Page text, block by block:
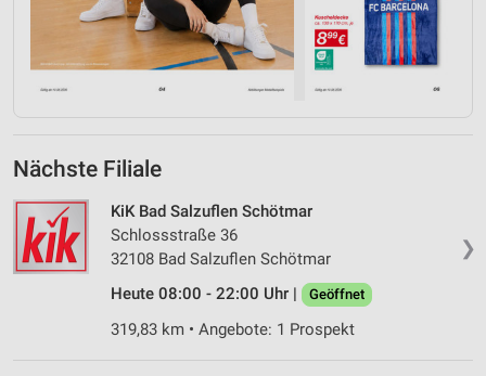
Nächste Filiale
❯
KiK Bad Salzuflen Schötmar
Schlossstraße 36
32108 Bad Salzuflen Schötmar
Heute 08:00 - 22:00 Uhr |
Geöffnet
319,83 km • Angebote: 1 Prospekt